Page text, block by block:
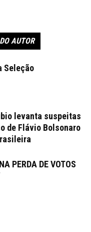
AUTOR
Seleção
levanta suspeitas
de Flávio Bolsonaro
PERDA DE VOTOS